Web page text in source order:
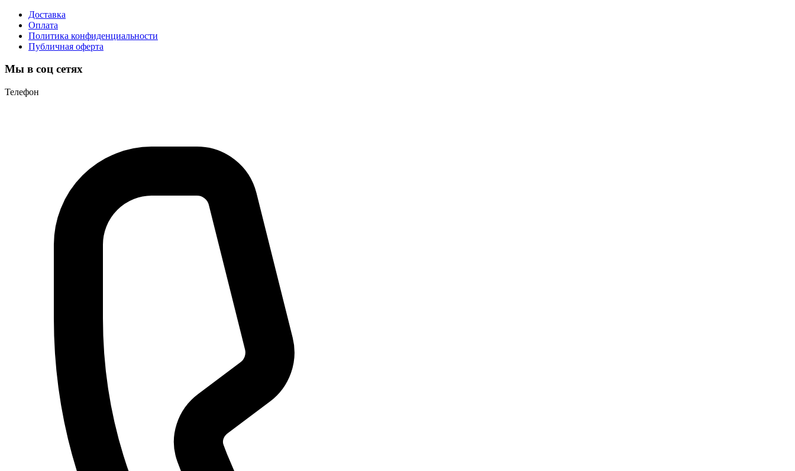
Доставка
Оплата
Политика конфиденциальности
Публичная оферта
Мы в соц сетях
Телефон